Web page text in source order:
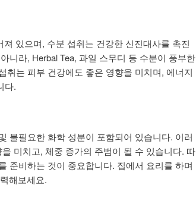
있으며, 수분 섭취는 건강한 신진대사를 촉진
니라, Herbal Tea, 과일 스무디 등 수분이 풍부한
취는 피부 건강에도 좋은 영향을 미치며, 에너지
다.
불필요한 화학 성분이 포함되어 있습니다. 이러
미치고, 체중 증가의 주범이 될 수 있습니다. 따
준비하는 것이 중요합니다. 집에서 요리를 하며
해보세요.